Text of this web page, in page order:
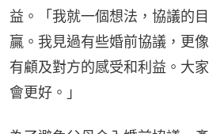
益。「我就一個想法，協議的
贏。我見過有些婚前協議，更
有顧及對方的感受和利益。大
會更好。」